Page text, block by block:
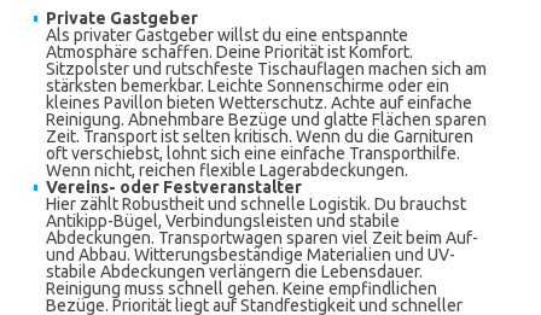
Private Gastgeber
Als privater Gastgeber willst du eine entspannte
Atmosphäre schaffen. Deine Priorität ist Komfort.
Sitzpolster und rutschfeste Tischauflagen machen sich am
stärksten bemerkbar. Leichte Sonnenschirme oder ein
kleines Pavillon bieten Wetterschutz. Achte auf einfache
Reinigung. Abnehmbare Bezüge und glatte Flächen sparen
Zeit. Transport ist selten kritisch. Wenn du die Garnituren
oft verschiebst, lohnt sich eine einfache Transporthilfe.
Wenn nicht, reichen flexible Lagerabdeckungen.
Vereins- oder Festveranstalter
Hier zählt Robustheit und schnelle Logistik. Du brauchst
Antikipp-Bügel, Verbindungsleisten und stabile
Abdeckungen. Transportwagen sparen viel Zeit beim Auf-
und Abbau. Witterungsbeständige Materialien und UV-
stabile Abdeckungen verlängern die Lebensdauer.
Reinigung muss schnell gehen. Keine empfindlichen
Bezüge. Priorität liegt auf Standfestigkeit und schneller